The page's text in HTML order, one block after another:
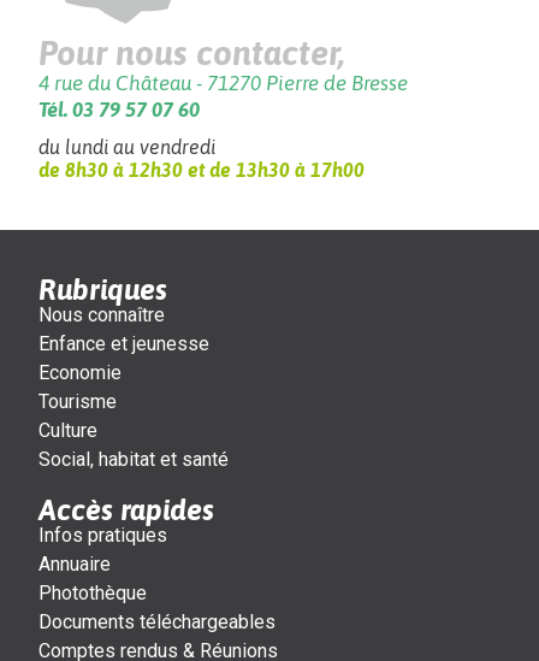
Pour nous contacter,
4 rue du Château - 71270 Pierre de Bresse
Tél. 03 79 57 07 60
du lundi au vendredi
de 8h30 à 12h30 et de 13h30 à 17h00
Rubriques
Nous connaître
Enfance et jeunesse
Economie
Tourisme
Culture
Social, habitat et santé
Accès rapides
Infos pratiques
Annuaire
Photothèque
Documents téléchargeables
Comptes rendus & Réunions